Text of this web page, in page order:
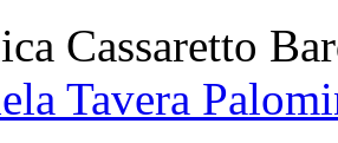
Cassaretto
Tavera